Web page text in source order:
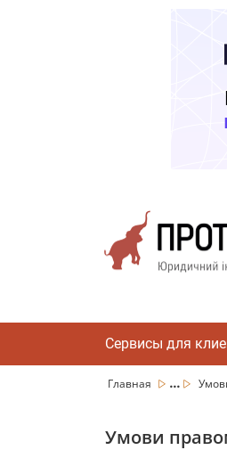
Сервисы для
Главная ...
Умови